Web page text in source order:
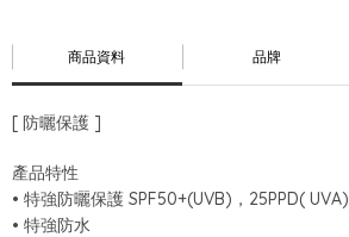
商品資料 品牌
[ 防曬保護 ]
產品特性
• 特強防曬保護 SPF50+(UVB)，25PPD( UVA)
• 特強防水